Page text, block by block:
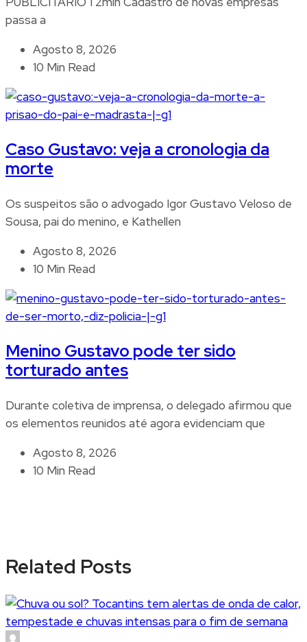
passa a
Agosto 8, 2026
10 Min Read
Caso Gustavo: veja a cronologia da
morte
Os suspeitos são o advogado Igor Gustavo Veloso de
Sousa, pai do menino, e Kathellen
Agosto 8, 2026
10 Min Read
Menino Gustavo pode ter sido
torturado antes
Durante coletiva de imprensa, o delegado afirmou que
os elementos reunidos até agora evidenciam que
Agosto 8, 2026
10 Min Read
Related Posts